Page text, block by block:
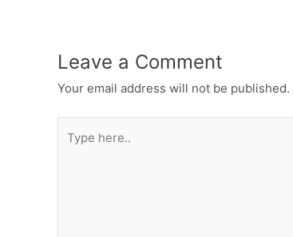
Leave a Comment
Your email address will not be published.
here..